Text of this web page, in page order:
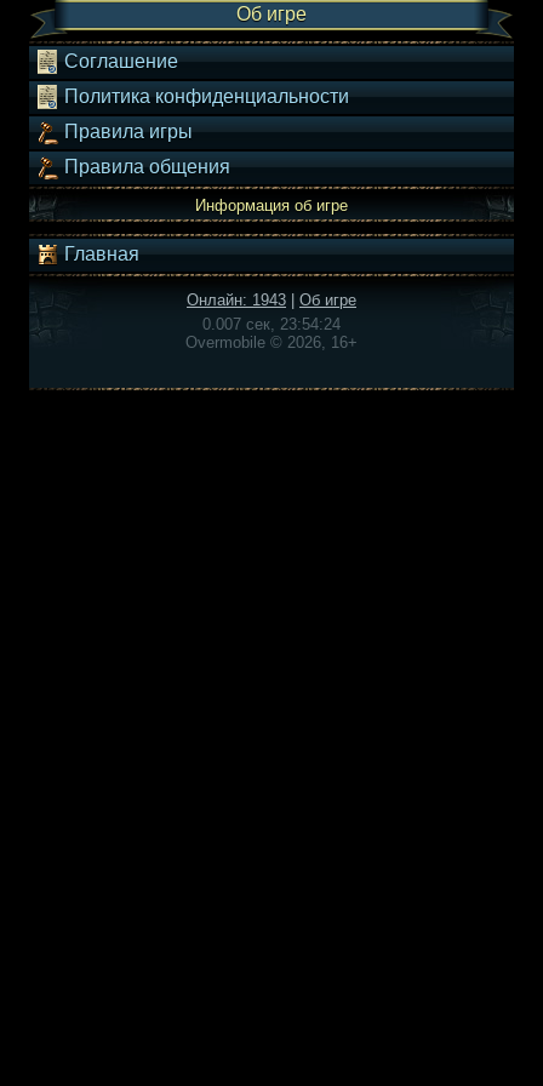
Об игре
Соглашение
Политика конфиденциальности
Правила игры
Правила общения
Информация об игре
Главная
Онлайн: 1943
Об игре
0.007 сек, 23:54:24
Overmobile © 2026, 16+